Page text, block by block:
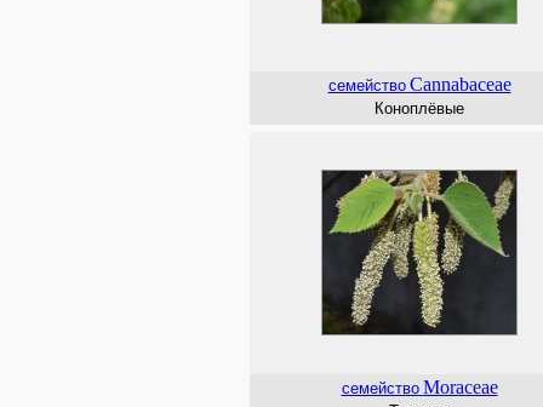
семейство Cannabaceae
Коноплёвые
семейство Moraceae